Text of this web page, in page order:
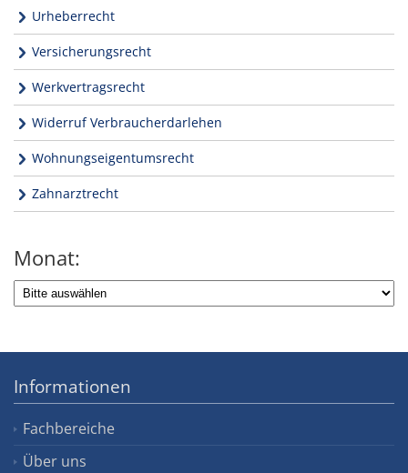
Urheberrecht
Versicherungsrecht
Werkvertragsrecht
Widerruf Verbraucherdarlehen
Wohnungseigentumsrecht
Zahnarztrecht
Monat:
Informationen
Fachbereiche
Über uns